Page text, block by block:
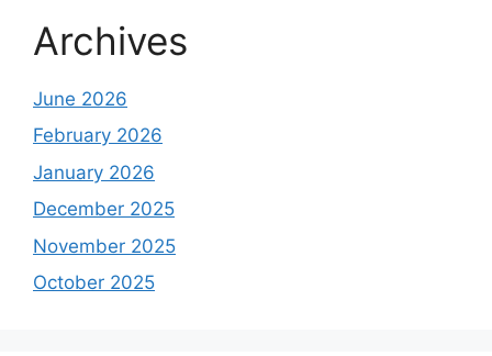
Archives
June 2026
February 2026
January 2026
December 2025
November 2025
October 2025